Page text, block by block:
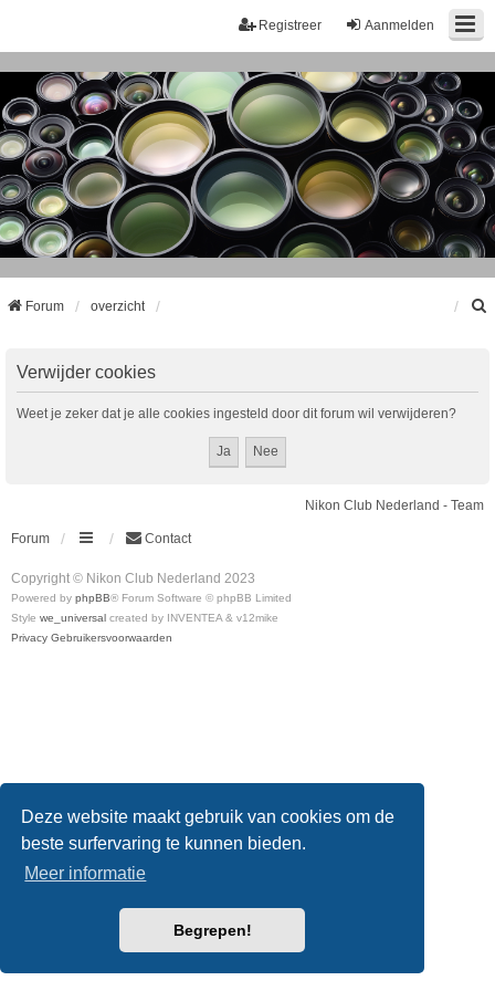
Deze website maakt gebruik van cookies om de
beste surfervaring te kunnen bieden.
Meer informatie
Begrepen!
Aanmelden
Registreer
Forum overzicht
Verwijder cookies
Weet je zeker dat je alle cookies ingesteld door dit forum wil verwijderen?
Nikon Club Nederland - Team
Forum Contact
Copyright © Nikon Club Nederland 2023
Powered by phpBB® Forum Software © phpBB Limited
Style we_universal created by INVENTEA & v12mike
Privacy Gebruikersvoorwaarden